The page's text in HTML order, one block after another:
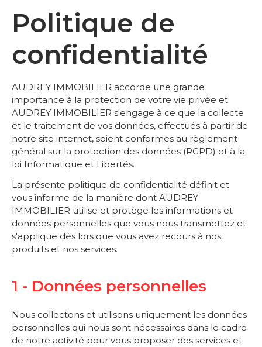
Politique de
confidentialité
AUDREY IMMOBILIER accorde une grande
importance à la protection de votre vie privée et
AUDREY IMMOBILIER s'engage à ce que la collecte
et le traitement de vos données, effectués à partir de
notre site internet, soient conformes au règlement
général sur la protection des données (RGPD) et à la
loi Informatique et Libertés.
La présente politique de confidentialité définit et
vous informe de la manière dont AUDREY
IMMOBILIER utilise et protège les informations et
données personnelles que vous nous transmettez et
s'applique dès lors que vous avez recours à nos
produits et nos services.
1 - Données personnelles
Nous collectons et utilisons uniquement les données
personnelles qui nous sont nécessaires dans le cadre
de notre activité pour vous proposer des services et